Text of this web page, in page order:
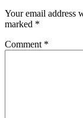
Your email address
marked *
Comment *